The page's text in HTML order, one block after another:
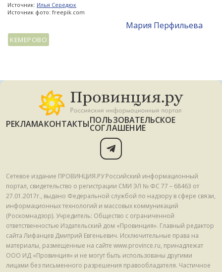
Источник: Илья Середюк
Источник фото: freepik.com
Мария Перфильева
КЕМЕРОВО
РЕКЛАМАКОНТАКТЫПОЛЬЗОВАТЕЛЬСКОЕ
СОГЛАШЕНИЕ
Сетевое издание ПРОВИНЦИЯ.РУ Российский информационный
портал, свидетельство о регистрации СМИ ЭЛ № ФС 77 – 68463 от
27.01.2017г., выдано Федеральной службой по надзору в сфере связи,
информационных технологий и массовых коммуникаций
(Роскомнадзор). Учредитель: Общество с ограниченной
ответственностью Издательский дом «Провинция». Главный редактор
сайта Лифанцев Дмитрий Евгеньевич. Исключительные права на
материалы, размещенные на сайте www.province.ru, принадлежат
ООО ИД «Провинция» и не могут быть использованы другими
лицами без письменного разрешения правообладателя. Частичное